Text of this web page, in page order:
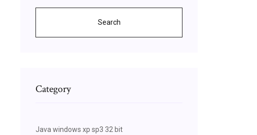
Search
Category
Java windows xp sp3 32 bit